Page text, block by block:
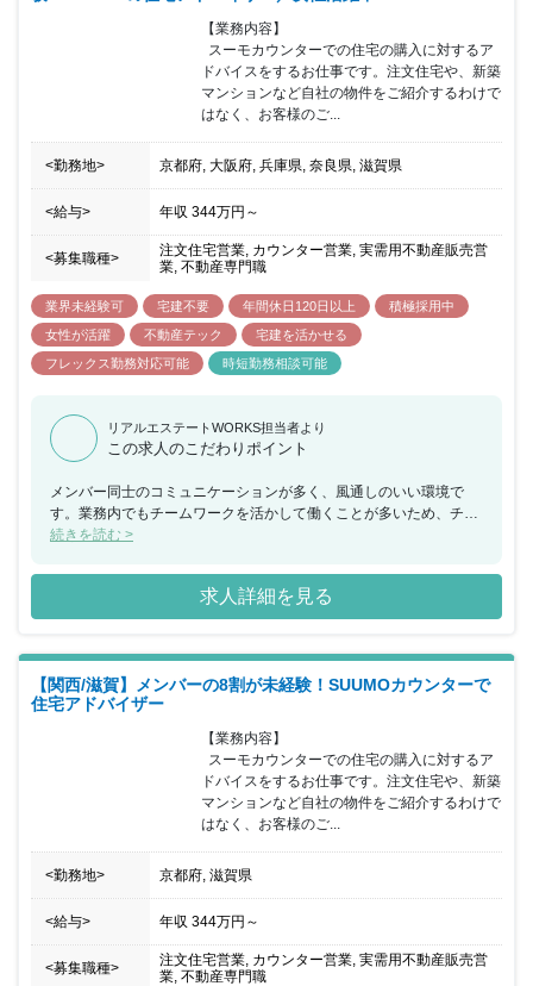
【業務内容】
ドバイスをするお仕事です。注文住宅や、新築
マンションなど自社の物件をご紹介するわけで
はなく、お客様のご...
<勤務地> 京都府, 大阪府, 兵庫県, 奈良県, 滋賀県
<給与> 年収 344万円 ～
<募集職種>
注文住宅営業, カウンター営業, 実需用不動産販売営
業, 不動産専門職
業界未経験可 宅建不要 年間休日120日以上
積極採用中
女性が活躍
不動産テック
宅建を活かせる
フレックス勤務対応可能
時短勤務相談可能
リアルエステートWORKS担当者より
この求人のこだわりポイント
メンバー同士のコミュニケーションが多く、風通しのいい環境で
す。業務内でもチームワークを活かして働くことが多いため、チー
ムで何かを成し遂げたいと考えている方におススメの求人です。ま
制度など女性のライフイベントにも沿った制度が整っております。
続きを読む >
求人詳細を見る
【関西/滋賀】メンバーの8割が未経験！SUUMOカウンターで
住宅アドバイザー
【業務内容】
ドバイスをするお仕事です。注文住宅や、新築
マンションなど自社の物件をご紹介するわけで
はなく、お客様のご...
<勤務地> 京都府, 滋賀県
<給与> 年収 344万円 ～
<募集職種>
注文住宅営業, カウンター営業, 実需用不動産販売営
業, 不動産専門職